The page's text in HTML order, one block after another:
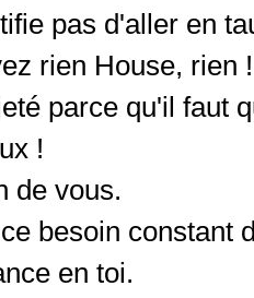
pas d'aller en
rien House, rien !
parce qu'il faut
!
de vous.
besoin constant
en toi.